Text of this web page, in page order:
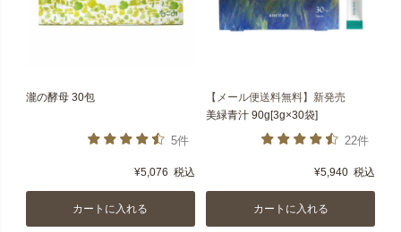
瀧の酵母 30包
5件
¥5,076 税込
カートに入れる
【メール便送料無料】新発売
美緑青汁 90g[3g×30袋]
22件
¥5,940 税込
カートに入れる